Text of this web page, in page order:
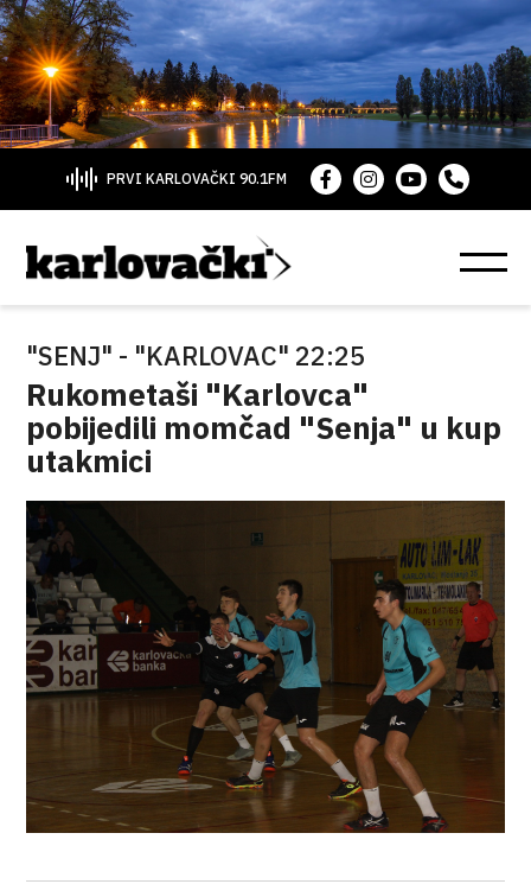
PRVI KARLOVAČKI 90.1FM
"SENJ" - "KARLOVAC" 22:25
Rukometaši "Karlovca"
pobijedili momčad "Senja" u kup
utakmici